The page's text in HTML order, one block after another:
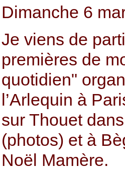
Dimanche 6
Je viens de
premières de
quotidien"
l’Arlequin à
sur Thouet
(photos) et à
Noël Mamère.